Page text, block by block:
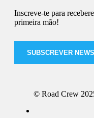
Inscreve-te para
primeira mão!
SUBSCREVER
© Road Crew